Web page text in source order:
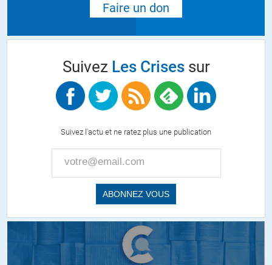
Faire un don
Suivez Les Crisessur
Suivez l'actu et ne ratez plus une publication